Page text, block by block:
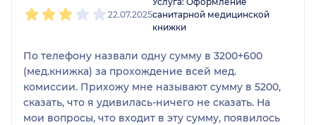
22.07.2025санитарной медицинской
книжки
По телефону назвали одну сумму в 3200+600
(мед.книжка) за прохождение всей мед.
комиссии. Прихожу мне называют сумму в 5200,
сказать, что я удивилась-ничего не сказать. На
мои вопросы, что входит в эту сумму, появилось